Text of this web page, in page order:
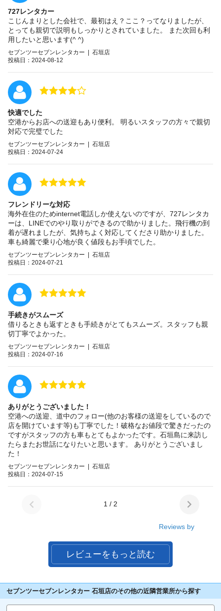
727レンタカー
こじんまりとした会社で、最初はえ？ここ？ってなりましたが、
とっても親切で説明もしっかりとされていました。 また次回も利
用したいと思います(^ ^)
セブンツーセブンレンタカー | 石垣店
投稿日：2024-08-12
快適でした
空港からお店への送迎もあり便利。 明るいスタッフの方々で親切
対応で完璧でした
セブンツーセブンレンタカー | 石垣店
投稿日：2024-07-24
フレンドリーな対応
海外在住のためinternet電話しか使えないのですが、727レンタカ
ーは、LINEでのやり取りができるので助かりました。飛行機の到
着が遅れましたが、気持ちよく対応してくださり助かりました。
車も綺麗で乗り心地が良く値段もお手頃でした。
セブンツーセブンレンタカー | 石垣店
投稿日：2024-07-21
手続きがスムーズ
借りるときも返すときも手続きがとてもスムーズ。スタッフも親
切丁寧でよかった。
セブンツーセブンレンタカー | 石垣店
投稿日：2024-07-16
ありがとうございました！
空港への送迎、道中のフォロー(他のお客様の送迎をしているので
店を開けています等)も丁寧でした！破格なお値段で驚きだったの
ですがスタッフの方も車もとてもよかったです。石垣島に来訪し
たらまたお世話になりたいと思います。 ありがとうございまし
た！
セブンツーセブンレンタカー | 石垣店
投稿日：2024-07-15
1 / 2
Reviews by
レビューをもっと読む
セブンツーセブンレンタカー 石垣店のその他の近隣営業所から探す